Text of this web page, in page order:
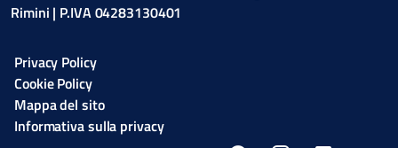
Rimini | P.IVA 04283130401
Privacy Policy
Cookie Policy
Mappa del sito
Informativa sulla privacy